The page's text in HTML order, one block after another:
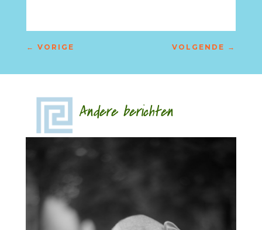
← VORIGE VOLGENDE →
Andere berichten